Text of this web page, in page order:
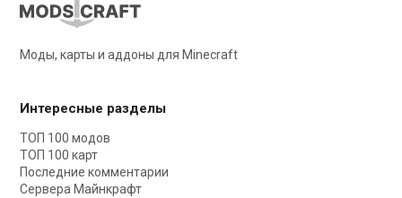
Моды, карты и аддоны для Minecraft
Интересные разделы
ТОП 100 модов
ТОП 100 карт
Последние комментарии
Сервера Майнкрафт